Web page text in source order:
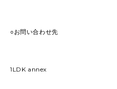
○お問い合わせ先
1LDK annex